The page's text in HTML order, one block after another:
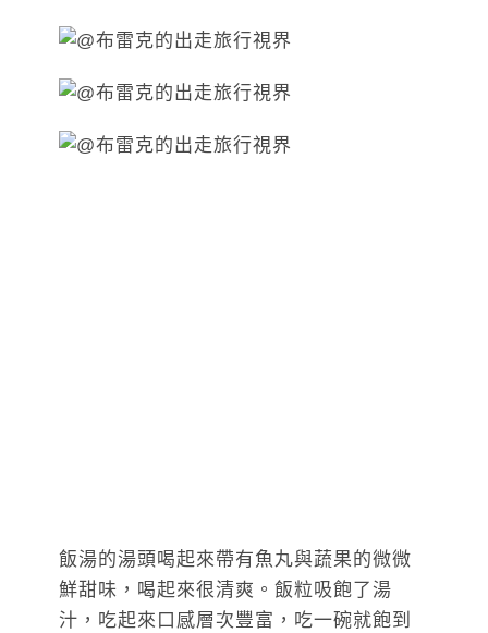
飯湯的湯頭喝起來帶有魚丸與蔬果的微微
鮮甜味，喝起來很清爽。飯粒吸飽了湯
汁，吃起來口感層次豐富，吃一碗就飽到